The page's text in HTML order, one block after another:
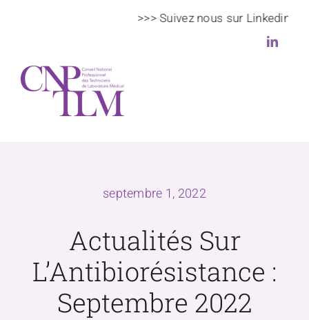
>>> Suivez nous sur Linkedin >>>
Veille scientifique et règlementaire
DPC
septembre 1, 2022
Actualités Sur
L’Antibiorésistance :
Septembre 2022